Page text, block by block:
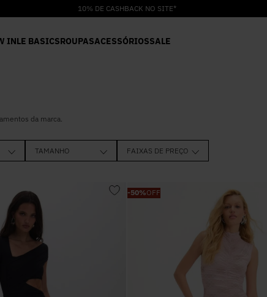
10% DE CASHBACK NO SITE*
INLE BASICSROUPASACESSÓRIOSSALE
da marca.
TAMANHO
FAIXAS DE PREÇO
-50%OFF